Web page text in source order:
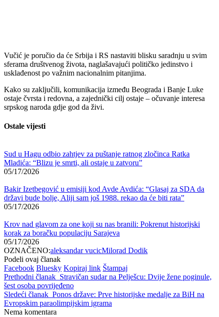
Vučić je poručio da će Srbija i RS nastaviti blisku saradnju u svim
sferama društvenog života, naglašavajući političko jedinstvo i
usklađenost po važnim nacionalnim pitanjima.
Kako su zaključili, komunikacija između Beograda i Banje Luke
ostaje čvrsta i redovna, a zajednički cilj ostaje – očuvanje interesa
srpskog naroda gdje god da živi.
Ostale vijesti
Sud u Hagu odbio zahtjev za puštanje ratnog zločinca Ratka
Mladića: “Blizu je smrti, ali ostaje u zatvoru”
05/17/2026
Bakir Izetbegović u emisiji kod Avde Avdića: “Glasaj za SDA da
državi bude bolje, Aliji sam još 1988. rekao da će biti rata”
05/17/2026
Krov nad glavom za one koji su nas branili: Pokrenut historijski
korak za boračku populaciju Sarajeva
05/17/2026
OZNAČENO:aleksandar vucicMilorad Dodik
Podeli ovaj članak
Facebook Bluesky Kopiraj link Štampaj
Prethodni članak Stravičan sudar na Pelješcu: Dvije žene poginule,
šest osoba povrijeđeno
Sledeći članak Ponos države: Prve historijske medalje za BiH na
Evropskim paraolimpijskim igrama
Nema komentara